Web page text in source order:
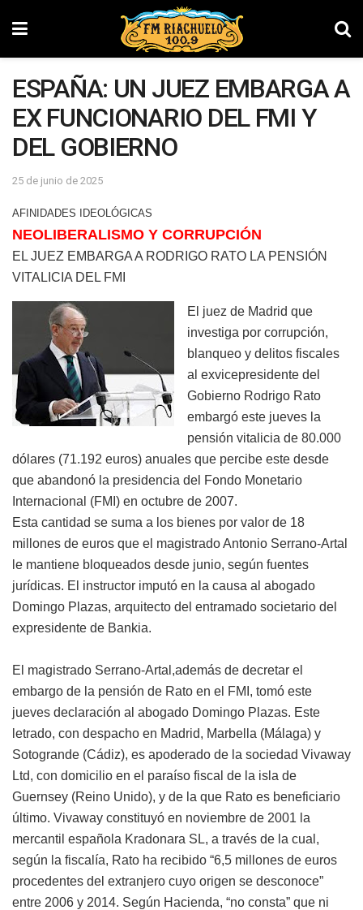
ESPAÑA: UN JUEZ EMBARGA A
EX FUNCIONARIO DEL FMI Y
DEL GOBIERNO
25 de junio de 2025
AFINIDADES IDEOLÓGICAS
NEOLIBERALISMO Y CORRUPCIÓN
EL JUEZ EMBARGA A RODRIGO RATO LA PENSIÓN
VITALICIA DEL FMI
El juez de Madrid que
investiga por corrupción,
blanqueo y delitos fiscales
al exvicepresidente del
Gobierno Rodrigo Rato
embargó este jueves la
pensión vitalicia de 80.000
dólares (71.192 euros) anuales que percibe este desde
que abandonó la presidencia del Fondo Monetario
Internacional (FMI) en octubre de 2007.
Esta cantidad se suma a los bienes por valor de 18
millones de euros que el magistrado Antonio Serrano-Artal
le mantiene bloqueados desde junio, según fuentes
jurídicas. El instructor imputó en la causa al abogado
Domingo Plazas, arquitecto del entramado societario del
expresidente de Bankia.
El magistrado Serrano-Artal,además de decretar el
embargo de la pensión de Rato en el FMI, tomó este
jueves declaración al abogado Domingo Plazas. Este
letrado, con despacho en Madrid, Marbella (Málaga) y
Sotogrande (Cádiz), es apoderado de la sociedad Vivaway
Ltd, con domicilio en el paraíso fiscal de la isla de
Guernsey (Reino Unido), y de la que Rato es beneficiario
último. Vivaway constituyó en noviembre de 2001 la
mercantil española Kradonara SL, a través de la cual,
según la fiscalía, Rato ha recibido “6,5 millones de euros
procedentes del extranjero cuyo origen se desconoce”
entre 2006 y 2014. Según Hacienda, “no consta” que ni